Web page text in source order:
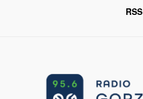
RSS